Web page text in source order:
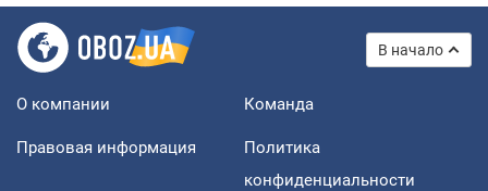
В начало
О компании Команда
Правовая информация
Политика
конфиденциальности